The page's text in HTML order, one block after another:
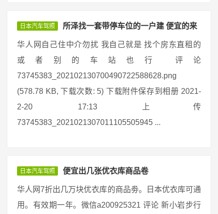
日本汽车驾照 所泽找一套带停车位的一户建 便宜的来
华人网自己住中介勿扰 我自己就是 找个房东直租的
或者别的车站也行 评论
73745383_202102130700490722588628.png
(578.78 KB, 下载次数: 5) 下载附件保存到相册 2021-
2-20 17:13 上传
73745383_2021021307011105505945 ...
日本汽车驾照 便宜出几张优衣库商品卷
华人网7折出几万块优衣库的商品劵。日本优衣库可通
用。有效期一年。微信a200925321 评论 新小岩步行